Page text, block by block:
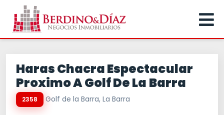
Haras Chacra Espectacular
Proximo A Golf De La Barra
2358 Golf de la Barra, La Barra